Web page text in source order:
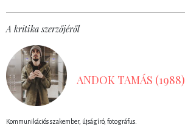
A kritika szerzőjéről
ANDOK TAMÁS (1988)
Kommunikációs szakember, újságíró, fotográfus.